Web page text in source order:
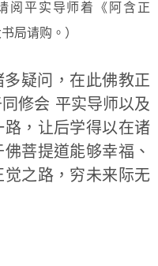
阅平实导师着《阿含正
局请购。）
疑问，在此佛教正
修会 平实导师以及
，让后学得以在诸
菩提道能够幸福、
之路，穷未来际无